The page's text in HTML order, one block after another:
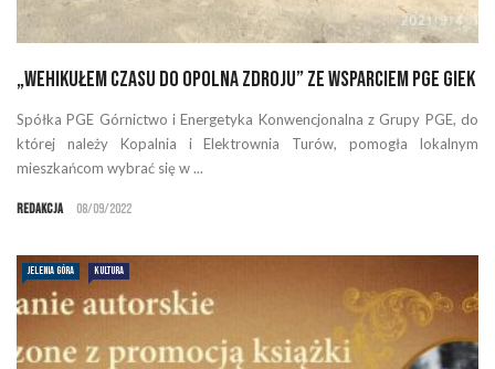
„Wehikułem czasu do Opolna Zdroju” ze wsparciem PGE GiEK
Spółka PGE Górnictwo i Energetyka Konwencjonalna z Grupy PGE, do
której należy Kopalnia i Elektrownia Turów, pomogła lokalnym
mieszkańcom wybrać się w ...
Redakcja 08/09/2022
JELENIA GÓRA KULTURA